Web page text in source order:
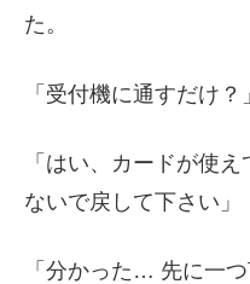
た。
「受付機に通すだけ？」
「はい、カードが使
ないで戻して下さい」
「分かった… 先に一